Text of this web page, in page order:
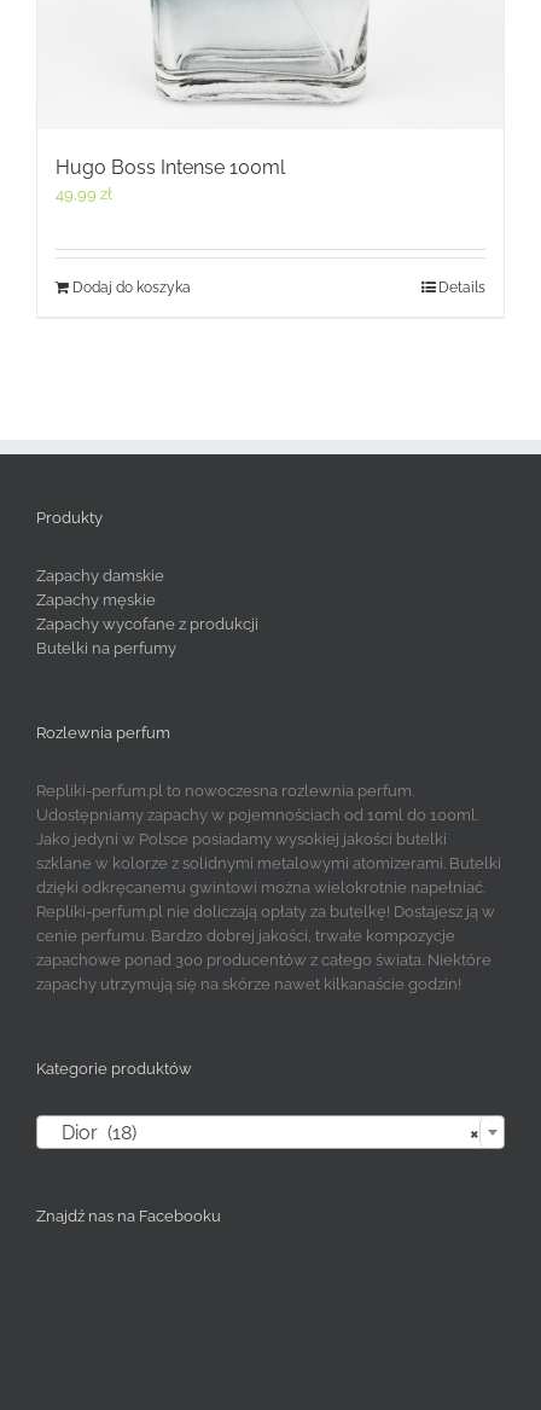
Hugo Boss Intense 100ml
49,99 zł
Dodaj do koszyka Details
Produkty
Zapachy damskie
Zapachy męskie
Zapachy wycofane z produkcji
Butelki na perfumy
Rozlewnia perfum
Repliki-perfum.pl to nowoczesna rozlewnia perfum.
Udostępniamy zapachy w pojemnościach od 10ml do 100ml.
Jako jedyni w Polsce posiadamy wysokiej jakości butelki
szklane w kolorze z solidnymi metalowymi atomizerami. Butelki
dzięki odkręcanemu gwintowi można wielokrotnie napełniać.
Repliki-perfum.pl nie doliczają opłaty za butelkę! Dostajesz ją w
cenie perfumu. Bardzo dobrej jakości, trwałe kompozycje
zapachowe ponad 300 producentów z całego świata. Niektóre
zapachy utrzymują się na skórze nawet kilkanaście godzin!
Kategorie produktów
×
Dior (18)
Znajdź nas na Facebooku